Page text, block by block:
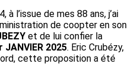
à l’issue de mes 88 ans, j’ai
de coopter en son
et de lui confier la
JANVIER 2025. Eric Crubézy,
cette proposition a été